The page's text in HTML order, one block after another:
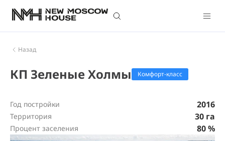
Назад
КП Зеленые Холмы Комфорт-класс
Год постройки 2016
Территория 30 га
Процент заселения
80 %